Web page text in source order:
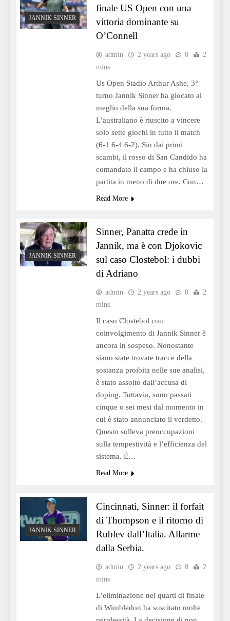
JANNIK SINNER
finale US Open con una
vittoria dominante su
O’Connell
admin 2 years ago 0
2
mins
Us Open Stadio Arthur Ashe, 3°
turno Jannik Sinner ha giocato al
meglio della sua forma.
L’australiano è riuscito a vincere
solo sette giochi in tutto il match
(6-1 6-4 6-2). Sin dai primi
scambi, il rosso di San Candido ha
comandato il campo e ha chiuso la
partita in meno di due ore. Con…
Read More
JANNIK SINNER
Sinner, Panatta crede in
Jannik, ma è con Djokovic
sul caso Clostebol: i dubbi
di Adriano
admin 2 years ago 0
2
mins
Il caso Clostebol con
coinvolgimento di Jannik Sinner è
ancora in sospeso. Nonostante
siano state trovate tracce della
sostanza proibita nelle sue analisi,
è stato assolto dall’accusa di
doping. Tuttavia, sono passati
cinque o sei mesi dal momento in
cui è stato annunciato il verdetto.
Questo solleva preoccupazioni
sulla tempestività e l’efficienza del
sistema. È…
Read More
JANNIK SINNER
Cincinnati, Sinner: il forfait
di Thompson e il ritorno di
Rublev dall’Italia. Allarme
dalla Serbia.
admin 2 years ago 0
2
mins
L’eliminazione nei quarti di finale
di Wimbledon ha suscitato molte